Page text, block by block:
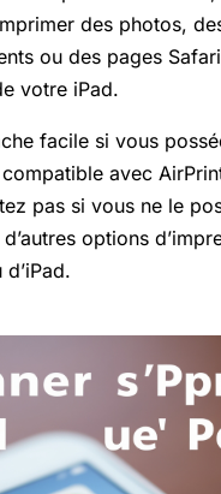
des photos,
ou des pages
votre iPad.
facile si vous
avec
pas si vous ne le
options
d’iPad.